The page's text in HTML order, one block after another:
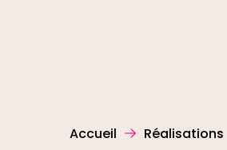
Accueil Réalisations